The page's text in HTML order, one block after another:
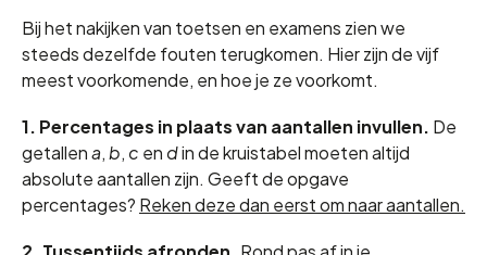
Bij het nakijken van toetsen en examens zien we
steeds dezelfde fouten terugkomen. Hier zijn de vijf
meest voorkomende, en hoe je ze voorkomt.
1. Percentages in plaats van aantallen invullen. De
getallena,b, c en din de kruistabel moeten altijd
absolute aantallen zijn. Geeft de opgave
percentages? Reken deze dan eerst om naar aantallen.